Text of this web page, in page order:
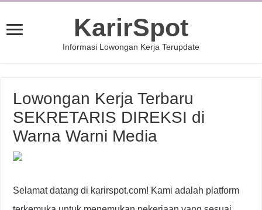
KarirSpot
Informasi Lowongan Kerja Terupdate
Lowongan Kerja Terbaru
SEKRETARIS DIREKSI di
Warna Warni Media
Selamat datang di karirspot.com! Kami adalah platform